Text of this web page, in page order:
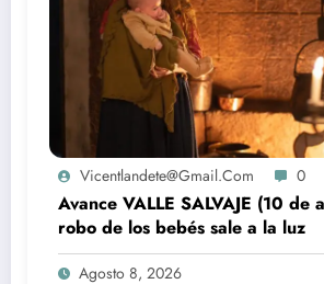
Vicentlandete@gmail.com 0
Avance VALLE SALVAJE (10 de
robo de los bebés sale a la luz
Agosto 8, 2026